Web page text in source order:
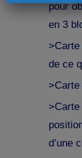
pour
en 3
de ce
d’une